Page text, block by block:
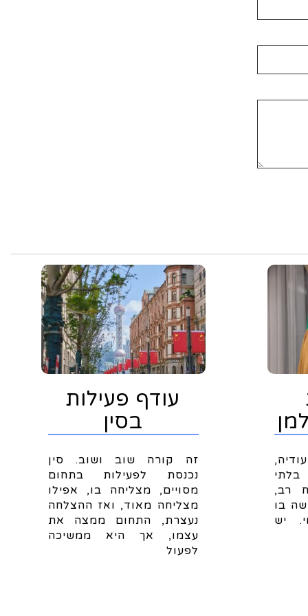
עודף פעילות
בסין
זה קורה שוב ושוב. סין
נכנסת לפעילות בתחום
מסויים, מצליחה בו, אפילו
מצליחה מאוד, ואז ההצלחה
נעצרת, התחום ממצה את
עצמו, אך היא ממשיכה
לפעול
בלתי
רב,
בו
יש